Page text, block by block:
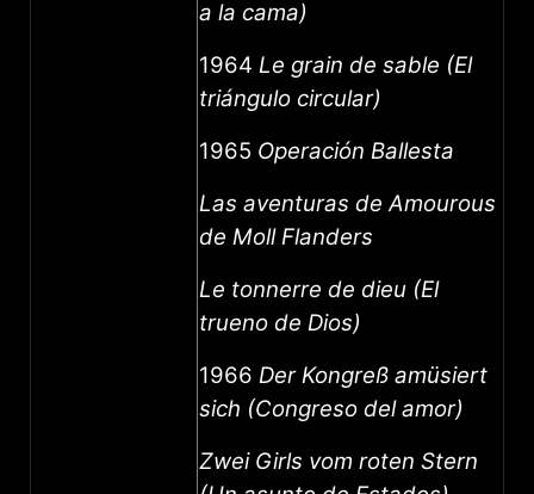
a la cama)
1964 Le grain de sable (El
triángulo circular)
1965 Operación Ballesta
Las aventuras de Amourous
de Moll Flanders
Le tonnerre de dieu (El
trueno de Dios)
1966 Der Kongreß amüsiert
sich (Congreso del amor)
Zwei Girls vom roten Stern